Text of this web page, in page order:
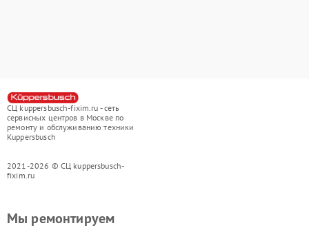
СЦ kuppersbusch-fixim.ru - сеть
сервисных центров в Москве по
ремонту и обслуживанию техники
Kuppersbusch
2021-2026 © СЦ kuppersbusch-
fixim.ru
Мы ремонтируем